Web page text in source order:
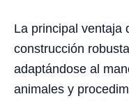
La principal ventaja
construcción
adaptándose al
animales y